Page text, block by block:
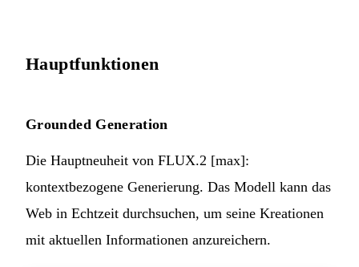
Hauptfunktionen
Grounded Generation
Die Hauptneuheit von FLUX.2 [max]:
kontextbezogene Generierung. Das Modell kann das
Web in Echtzeit durchsuchen, um seine Kreationen
mit aktuellen Informationen anzureichern.